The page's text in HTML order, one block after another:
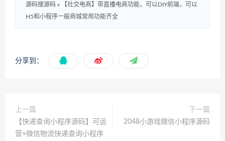
源码搜源码 »
【社交电商】带直播电商功能，可以DIY前端，可以
H5和小程序一般商城常用功能齐全
分享到：
上一篇
【快递查询小程序源码】可运
营+微信物流快递查询小程序
下一篇
2048小游戏微信小程序源码